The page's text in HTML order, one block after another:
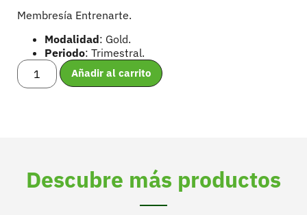
Membresía Entrenarte.
Modalidad: Gold.
Periodo: Trimestral.
Añadir al carrito
Descubre más productos